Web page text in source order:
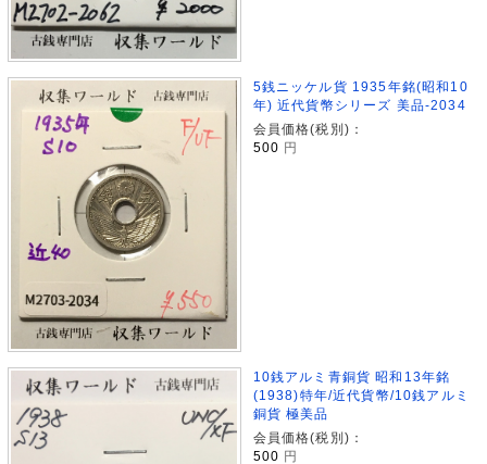
5銭ニッケル貨 1935年銘(昭和10
年) 近代貨幣シリーズ 美品-2034
会員価格(税別)：
500 円
10銭アルミ青銅貨 昭和13年銘
(1938)特年/近代貨幣/10銭アルミ
銅貨 極美品
会員価格(税別)：
500 円